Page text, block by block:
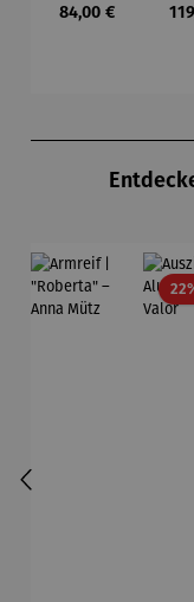
Bhire
Regulärer Preis:
84,00 €